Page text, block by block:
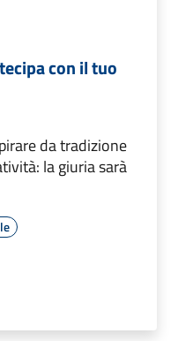
con il tuo
da tradizione
la giuria sarà